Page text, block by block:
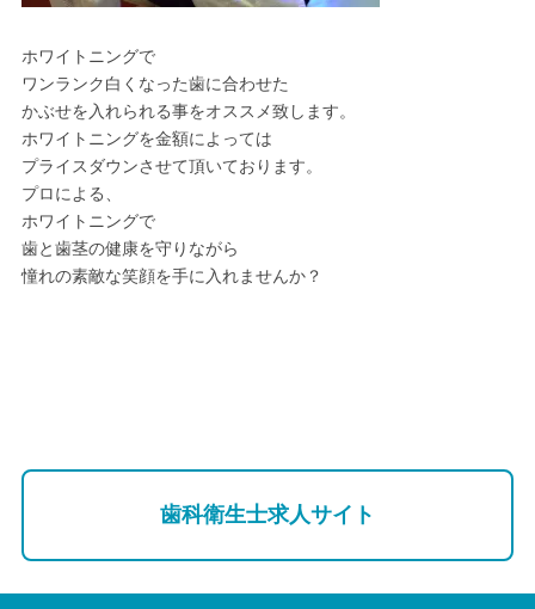
ホワイトニングで
ワンランク白くなった歯に合わせた
かぶせを入れられる事をオススメ致します。
ホワイトニングを金額によっては
プライスダウンさせて頂いております。
プロによる、
ホワイトニングで
歯と歯茎の健康を守りながら
憧れの素敵な笑顔を手に入れませんか？
歯科衛生士求人サイト